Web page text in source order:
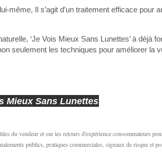
même, Il s’agit d’un traitement efficace pour
‘Je Vois Mieux Sans Lunettes’ à déjà
seulement les techniques pour améliorer la
Mieux Sans Lunettes
du vendeur et sur les retours d'expérience consommateurs
publics, pratiques commerciales, signaux de risque et